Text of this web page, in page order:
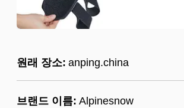
원래 장소: anping.china
브랜드 이름: Alpinesnow